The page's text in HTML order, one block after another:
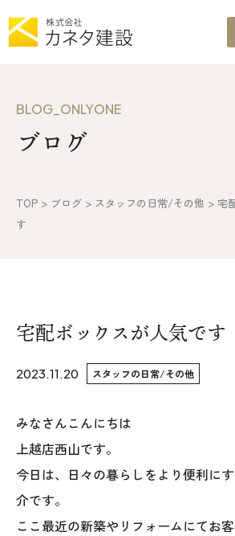
イベント情報
施工の流れ&アフターサポート
不動産情報
お知らせ
ISSH糸魚川住宅認定基準
会社案内
BLOG_ONLYONE
ブログ
TOP > ブログ > スタッフの日常/その他 > 宅
す
宅配ボックスが人気です
2023.11.20 スタッフの日常/その他
みなさんこんにちは
上越店西山です。
今日は、日々の暮らしをより便利に
介です。
ここ最近の新築やリフォームにてお